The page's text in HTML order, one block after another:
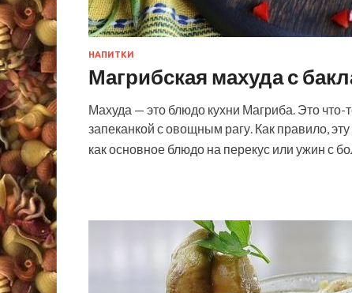
НАПИТКИ
Магрибская махуда с
Махуда — это блюдо кухни Магриба. Это
запеканкой с овощным рагу. Как правило,
как основное блюдо на перекус или ужин с